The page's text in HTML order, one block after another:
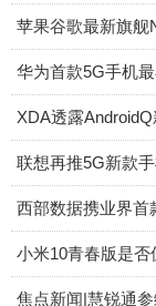
苹果谷歌最新旗舰
华为首款5G手机
XDA透露
联想再推5G新款
西部数据携业界首
小米10青春版是
焦点新闻|慧锐通